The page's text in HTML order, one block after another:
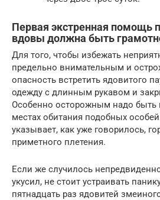
Первая экстренная помощь
вдовы должна быть
Для того, чтобы избежать
предельно внимательным и
опасность встретить ядовитого
одежду с длинным рукавом и
Особенно осторожным надо быть
местах обитания подобных
указывает, как уже говорилось,
приметного плетения.
Если же случилось
укусил, не стоит устраивать
пятнадцать раз ядовитей